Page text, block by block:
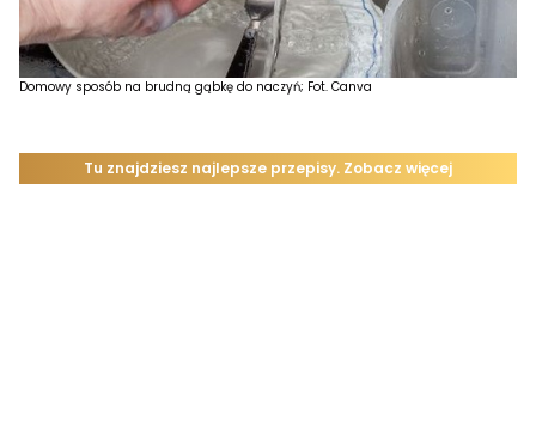
Domowy sposób na brudną gąbkę do naczyń; Fot. Canva